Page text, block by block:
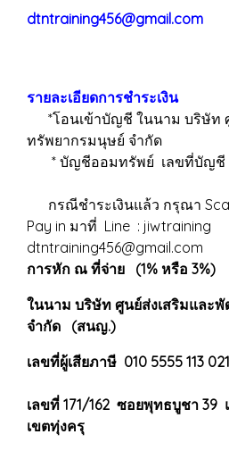
dtntraining456@gmail.com
รายละเอียดการชำระเงิน
*โอนเข้าบัญชี ในนาม บริษัท
ทรัพยากรมนุษย์ จำกัด
* บัญชีออมทรัพย์ เลขที่บัญชี
กรณีชำระเงินแล้ว กรุณา
Pay in มาที่ Line :
dtntraining456@gmail.com
การหัก ณ ที่จ่าย (1% หรือ 3%)
ในนาม บริษัท ศูนย์ส่งเสริมและ
จำกัด (สนญ.)
เลขที่ผู้เสียภาษี 010 5555 113 021
เลขที่ 171/162 ซอยพุทธบูชา 39
เขตทุ่งครุ